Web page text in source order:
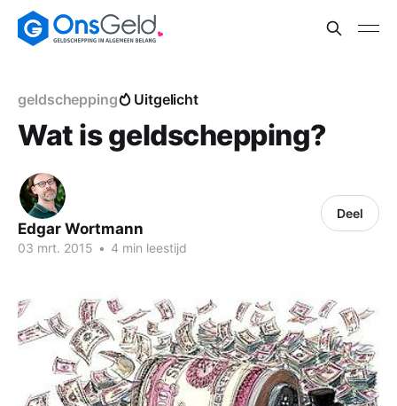
geldschepping Uitgelicht
Wat is geldschepping?
Edgar Wortmann
03 mrt. 2015 • 4 min leestijd
Deel